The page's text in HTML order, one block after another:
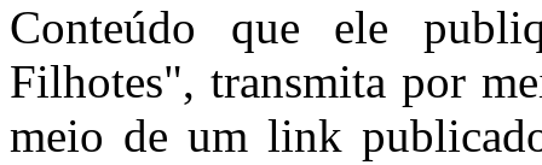
Conteúdo que ele
Filhotes", transmita por
meio de um link